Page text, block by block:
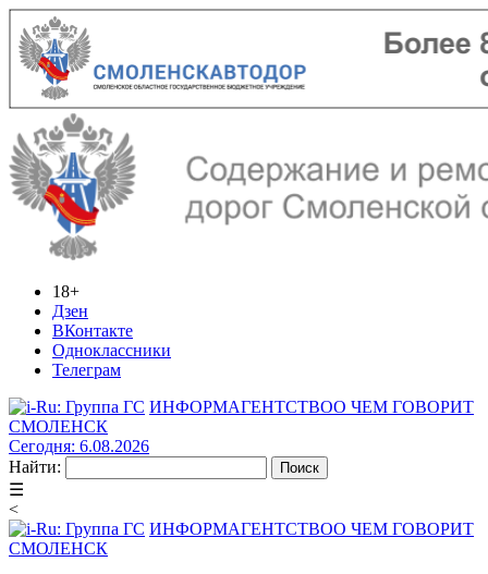
18+
Дзен
ВКонтакте
Одноклассники
Телеграм
ИНФОРМАГЕНТСТВОО ЧЕМ ГОВОРИТ
СМОЛЕНСК
Сегодня: 6.08.2026
Найти:
☰
<
ИНФОРМАГЕНТСТВОО ЧЕМ ГОВОРИТ
СМОЛЕНСК